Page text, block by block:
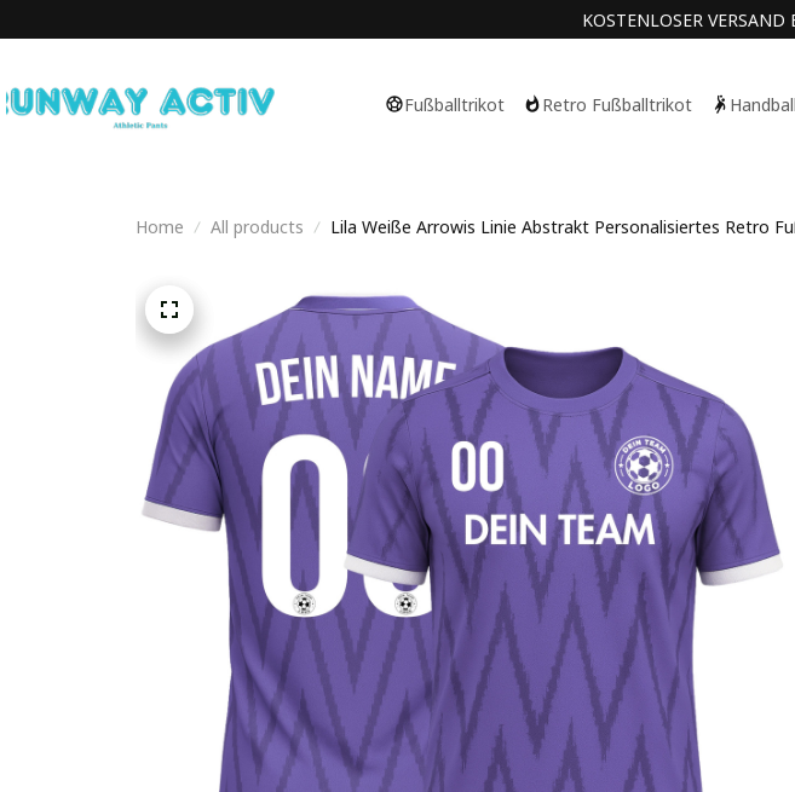
KOSTENLOSER
Fußballtrikot Retro Fußballtrikot
Home All products Lila Weiße Arrowis Linie Abstrakt Personalisiertes Retro